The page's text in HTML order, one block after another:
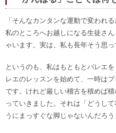
「そんなカンタンな運動で変われ
私のところへお越しになる生徒さ
ゃいます。実は、私も長年そう思っ
というのも、私はもともとバレエ
レエのレッスンを始めて、一時は
です。けれど厳しい稽古を積めば
っていきました。それは「どうし
うにまっすぐな脚じゃないんだろう